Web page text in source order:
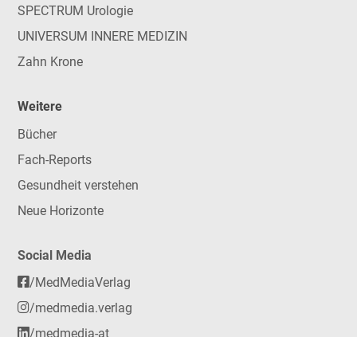
SPECTRUM Urologie
UNIVERSUM INNERE MEDIZIN
Zahn Krone
Weitere
Bücher
Fach-Reports
Gesundheit verstehen
Neue Horizonte
Social Media
/MedMediaVerlag
/medmedia.verlag
/medmedia-at